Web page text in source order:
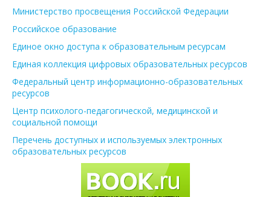
Министерство просвещения Российской Федерации
Российское образование
Единое окно доступа к образовательным ресурсам
Единая коллекция цифровых образовательных ресурсов
Федеральный центр информационно-образовательных
ресурсов
Центр психолого-педагогической, медицинской и
социальной помощи
Перечень доступных и используемых электронных
образовательных ресурсов